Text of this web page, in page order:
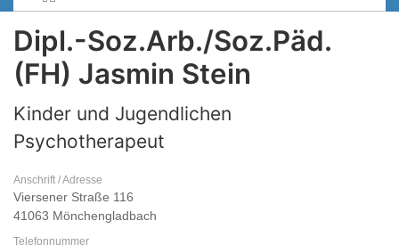
Dipl.-Soz.Arb./Soz.Päd.
(FH) Jasmin Stein
Kinder und Jugendlichen
Psychotherapeut
Anschrift / Adresse
Viersener Straße 116
41063 Mönchengladbach
Telefonnummer